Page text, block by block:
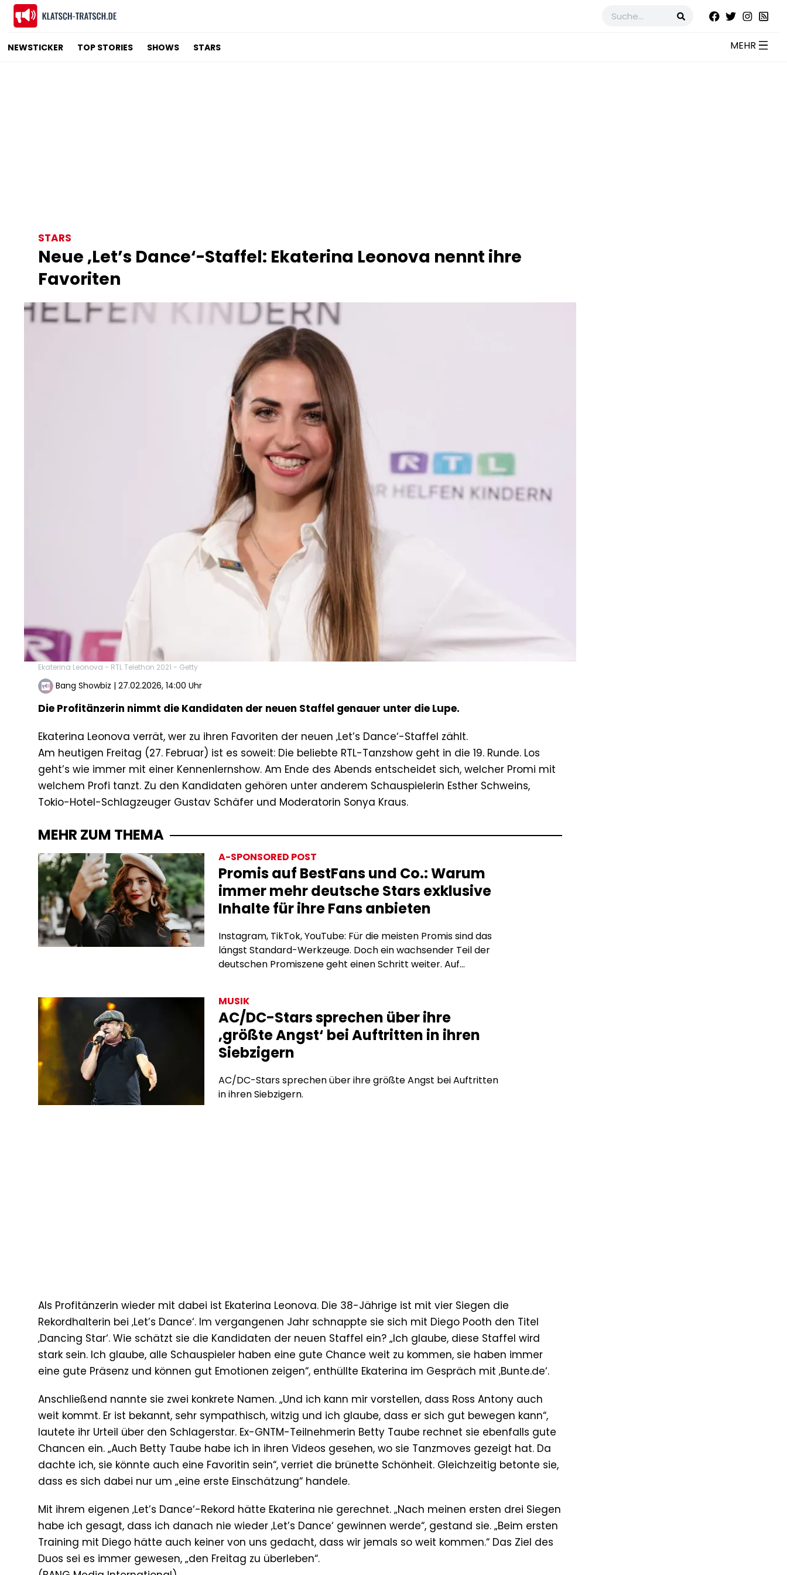
NEWSTICKER TOP STORIES SHOWS STARS
STARS
Neue ‚Let’s Dance‘-Staffel: Ekaterina Leonova nennt ihre
Favoriten
Ekaterina Leonova - RTL Telethon 2021 - Getty
Bang Showbiz | 27.02.2026, 14:00 Uhr
Die Profitänzerin nimmt die Kandidaten der neuen Staffel genauer unter die Lupe.
Ekaterina Leonova verrät, wer zu ihren Favoriten der neuen ‚Let’s Dance‘-Staffel zählt.
Am heutigen Freitag (27. Februar) ist es soweit: Die beliebte RTL-Tanzshow geht in die 19. Runde. Los
geht’s wie immer mit einer Kennenlernshow. Am Ende des Abends entscheidet sich, welcher Promi mit
welchem Profi tanzt. Zu den Kandidaten gehören unter anderem Schauspielerin Esther Schweins,
Tokio-Hotel-Schlagzeuger Gustav Schäfer und Moderatorin Sonya Kraus.
MEHR ZUM THEMA
A-SPONSORED POST
Promis auf BestFans und Co.: Warum
immer mehr deutsche Stars exklusive
Inhalte für ihre Fans anbieten
Instagram, TikTok, YouTube: Für die meisten Promis sind das
längst Standard-Werkzeuge. Doch ein wachsender Teil der
deutschen Promiszene geht einen Schritt weiter. Auf
Algorithmen, ohne Reichweitenbeschränkungen und ohne
Werbeverträge, die den Inhalt einschränken. Was steckt
hinter dem Trend, und warum […]
MUSIK
AC/DC-Stars sprechen über ihre
‚größte Angst‘ bei Auftritten in ihren
Siebzigern
AC/DC-Stars sprechen über ihre größte Angst bei Auftritten
in ihren Siebzigern.
Als Profitänzerin wieder mit dabei ist Ekaterina Leonova. Die 38-Jährige ist mit vier Siegen die
Rekordhalterin bei ‚Let’s Dance‘. Im vergangenen Jahr schnappte sie sich mit Diego Pooth den Titel
‚Dancing Star‘. Wie schätzt sie die Kandidaten der neuen Staffel ein? „Ich glaube, diese Staffel wird
stark sein. Ich glaube, alle Schauspieler haben eine gute Chance weit zu kommen, sie haben immer
eine gute Präsenz und können gut Emotionen zeigen“, enthüllte Ekaterina im Gespräch mit ‚Bunte.de‘.
Anschließend nannte sie zwei konkrete Namen. „Und ich kann mir vorstellen, dass Ross Antony auch
weit kommt. Er ist bekannt, sehr sympathisch, witzig und ich glaube, dass er sich gut bewegen kann“,
lautete ihr Urteil über den Schlagerstar. Ex-GNTM-Teilnehmerin Betty Taube rechnet sie ebenfalls gute
Chancen ein. „Auch Betty Taube habe ich in ihren Videos gesehen, wo sie Tanzmoves gezeigt hat. Da
dachte ich, sie könnte auch eine Favoritin sein“, verriet die brünette Schönheit. Gleichzeitig betonte sie,
dass es sich dabei nur um „eine erste Einschätzung“ handele.
Mit ihrem eigenen ‚Let’s Dance‘-Rekord hätte Ekaterina nie gerechnet. „Nach meinen ersten drei Siegen
habe ich gesagt, dass ich danach nie wieder ‚Let’s Dance‘ gewinnen werde“, gestand sie. „Beim ersten
Training mit Diego hätte auch keiner von uns gedacht, dass wir jemals so weit kommen.“ Das Ziel des
Duos sei es immer gewesen, „den Freitag zu überleben“.